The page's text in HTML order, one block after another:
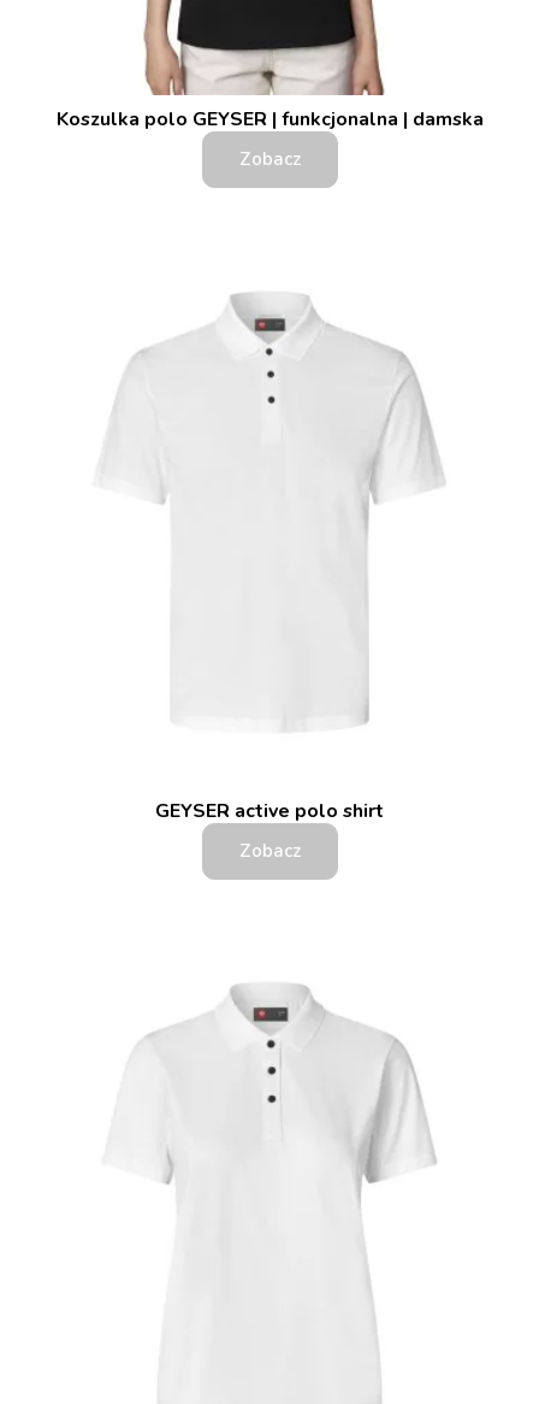
Koszulka polo GEYSER | funkcjonalna | damska
Zobacz
GEYSER active polo shirt
Zobacz